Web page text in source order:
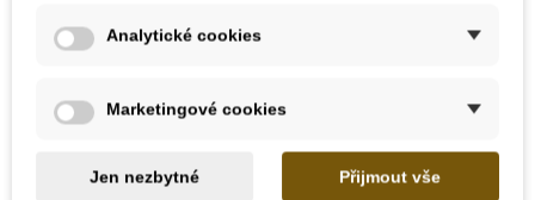
Vhodné pro děti od 3 let.
ekologických hraček. Na jejím počátku v roce 1982
byla dětská karetní hra na téma ohrožené druhy
Analytické cookies
Marketingové cookies
Jen nezbytné Přijmout vše